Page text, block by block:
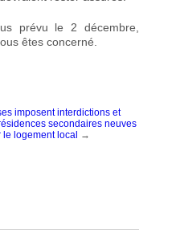
prévu le 2 décembre,
êtes concerné.
imposent interdictions et
secondaires neuves
le logement local →